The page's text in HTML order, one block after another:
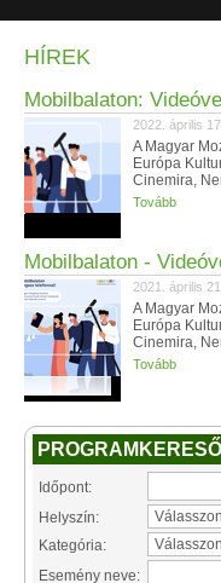
HÍREK
Mobilbalaton:
2022. április
A Magyar
Európa
Cinemira,
Tovább
Mobilbalaton -
2021. április
A Magyar
Európa
Cinemira,
Tovább
PROGRAMKERESŐ
Időpont:
Helyszín:
Kategória:
Esemény neve: